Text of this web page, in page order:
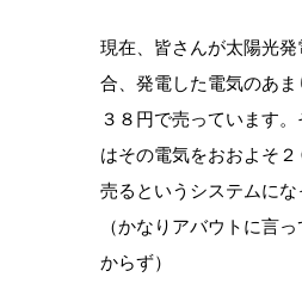
現在、皆さんが太陽光
合、発電した電気のあ
３８円で売っています
はその電気をおおよそ
売るというシステムにな
（かなりアバウトに言
からず）